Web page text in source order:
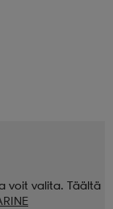
voit valita. Täältä